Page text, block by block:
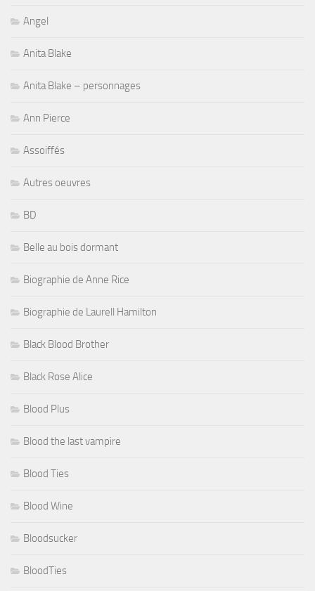
Angel
Anita Blake
Anita Blake – personnages
Ann Pierce
Assoiffés
Autres oeuvres
BD
Belle au bois dormant
Biographie de Anne Rice
Biographie de Laurell Hamilton
Black Blood Brother
Black Rose Alice
Blood Plus
Blood the last vampire
Blood Ties
Blood Wine
Bloodsucker
BloodTies